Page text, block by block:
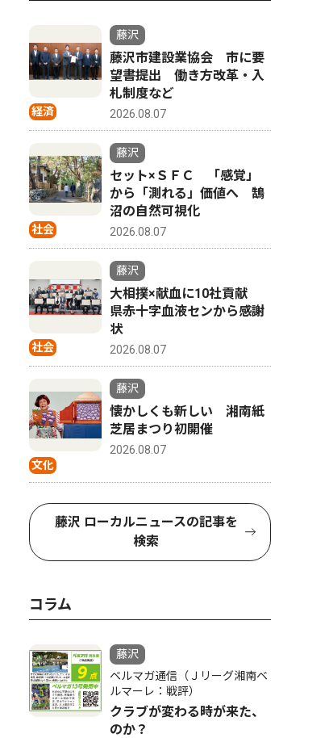
経済
藤沢
藤沢市建設業協会 市に要
望書提出 働き方改革・入
札制度など
2026.08.07
社会
藤沢
セット×ＳＦＣ 「感覚」
から「測れる」価値へ 鵠
沼の自然可視化
2026.08.07
社会
藤沢
大相撲×献血に10社貢献
県赤十字血液センから感謝
状
2026.08.07
文化
藤沢
懐かしくも新しい 湘南紙
芝居まつり初開催
2026.08.07
藤沢 ローカルニュースの記事を
検索
コラム
藤沢
ベルマガ通信（Ｊリーグ湘南ベ
ルマーレ：戦評）
クラブが変わる時が来た、
のか？